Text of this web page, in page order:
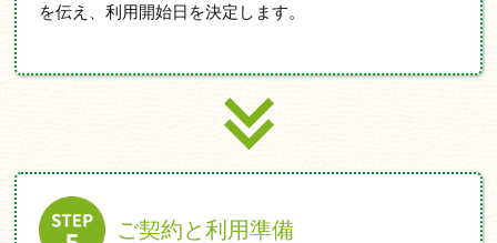
を伝え、利用開始日を決定します。
ご契約と利用準備